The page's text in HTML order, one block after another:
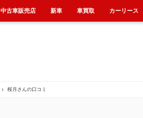
桜月さんの口コミ
中古車販売店 新車 車買取 カーリース